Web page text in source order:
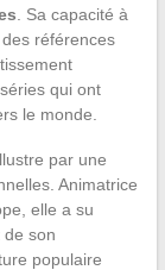
. Sa capacité à
références
qui ont
le monde.
par une
Animatrice
elle a su
son
populaire